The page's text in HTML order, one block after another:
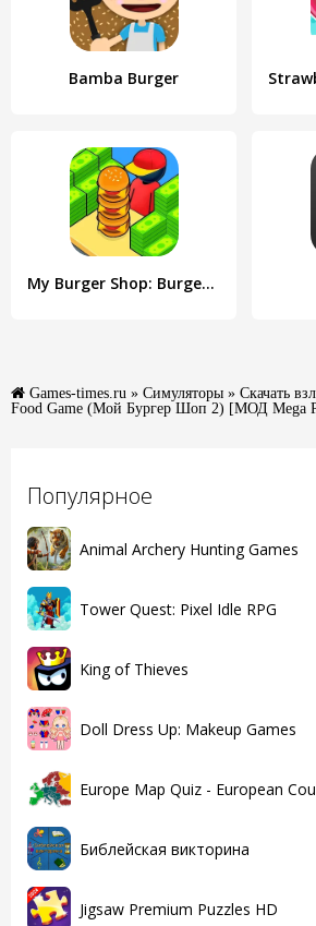
Популярное
Animal Archery Hunting Games
Tower Quest: Pixel Idle RPG
King of Thieves
Doll Dress Up: Makeup Games
Europe Map Quiz - European Cou
Библейская викторина
Jigsaw Premium Puzzles HD
Bamba Burger
My Burger Shop: Burger Games
Games-times.ru » Симуляторы » Скачать
Food Game (Мой Бургер Шоп 2) [МОД Mega